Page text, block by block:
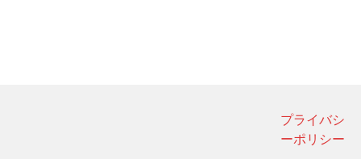
プライバシ
ーポリシー